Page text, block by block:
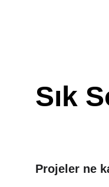
Sık
Projeler ne